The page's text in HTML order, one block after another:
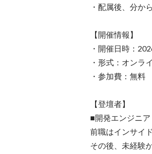
・配属後、分か
【開催情報】
・開催日時：
・形式：オンラ
・参加費：無料
【登壇者】
■開発エンジニ
前職はインサイ
その後、未経験